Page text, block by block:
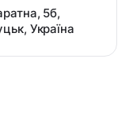
5б,
Україна